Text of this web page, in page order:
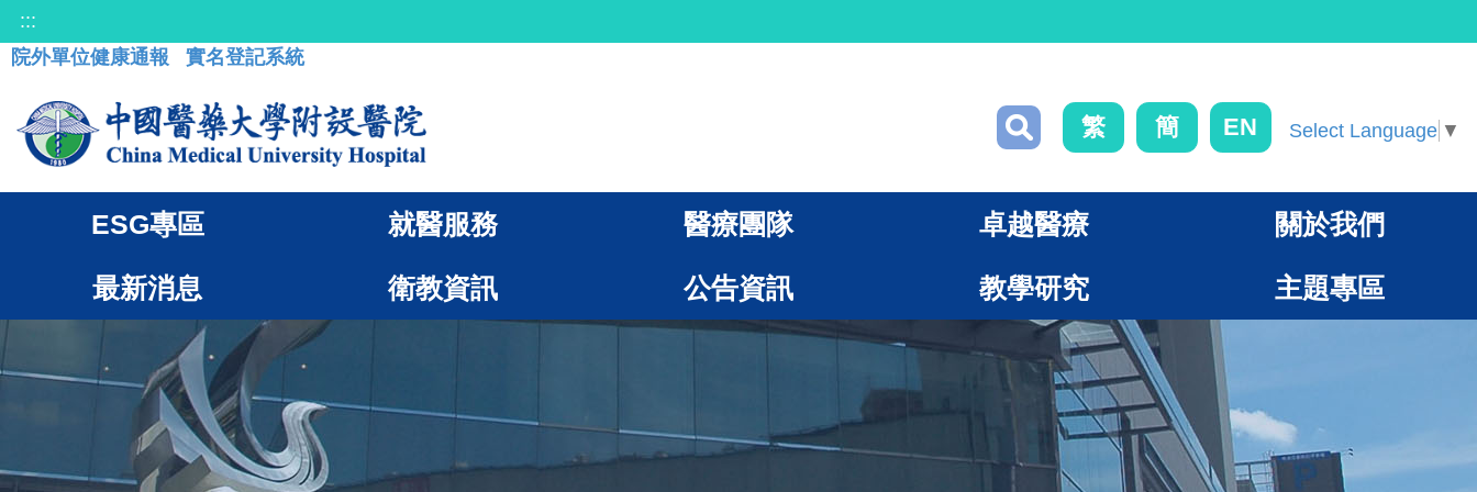
:::
院外單位健康通報
實名登記系統
繁 簡 EN Select Language ▼
ESG專區 就醫服務 醫療團隊 卓越醫療 關於我們
最新消息 衛教資訊 公告資訊 教學研究 主題專區